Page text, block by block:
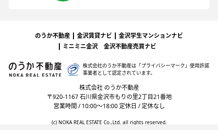
のうか不動産 金沢賃貸ナビ
金沢学生マンションナビ
ミニミニ金沢
金沢不動産売買ナビ
株式会社のうか不動産は「プライバシーマーク」 使用許諾
事業者として認定されています。
株式会社 のうか不動産
〒920-1167 石川県金沢市もりの里2丁目21番地
営業時間 / 10:00〜18:00 定休日 / 定休なし
(c) NOKA REAL ESTATE Co.,Ltd. all rights reserved.